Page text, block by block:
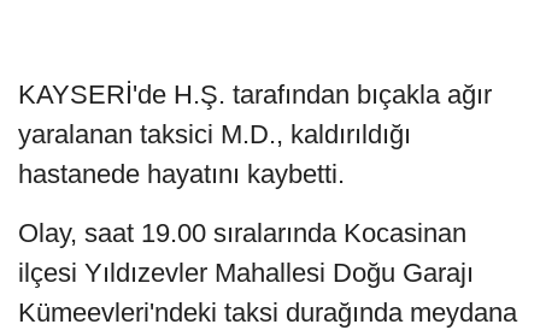
KAYSERİ'de H.Ş. tarafından bıçakla ağır
yaralanan taksici M.D., kaldırıldığı
hastanede hayatını kaybetti.
Olay, saat 19.00 sıralarında Kocasinan
ilçesi Yıldızevler Mahallesi Doğu Garajı
Kümeevleri'ndeki taksi durağında meydana